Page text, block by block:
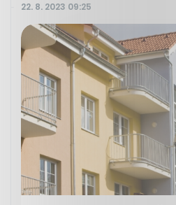
22. 8. 2023 09:25